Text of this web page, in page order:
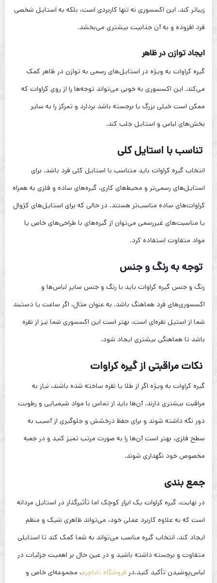
زیباتر کند. این اکسسوری نه تنها کاربردی است، بلکه به استایل شخصی
فرد افزوده و به آن جذابیت بیشتری می‌بخشد.
ایجاد توازن در ظاهر
گیره کراوات به ویژه در استایل‌های رسمی به توازن در ظاهر کمک
می‌کند. این اکسسوری به خوبی می‌تواند توجه‌ها را از روی کراوات که
ممکن است خیلی بزرگ یا برجسته باشد بردارد و تمرکز را به سایر
بخش‌های لباس و استایل جلب کند.
تناسب با استایل کلی
انتخاب گیره کراوات باید متناسب با استایل کلی فرد باشد. برای
استایل‌های رسمی‌تر و محیط‌های کاری، گیره‌های ساده و فلزی به همراه
کراوات‌های ساده مناسب‌تر هستند. در حالی که برای استایل‌های کژوال
یا مناسبت‌های غیررسمی می‌توان از گیره‌های با طراحی‌های خاص یا
مواد متفاوت استفاده کرد.
توجه به رنگ و جنس
رنگ و جنس گیره کراوات باید با رنگ و جنس سایر لباس‌ها و
اکسسوری‌های فرد هماهنگ باشد. به عنوان مثال، اگر ساعت یا دستبند
شما از استیل نقره‌ای است، بهتر است این اکسسوری شما نیز از نقره
باشد تا هماهنگی بیشتری ایجاد شود.
نکات مراقبتی از گیره کراوات
گیره‌ کراوات به ویژه اگر از طلا یا نقره ساخته شده باشند، نیاز به
مراقبت بیشتری دارند. آن‌ها باید از تماس با مواد شیمیایی و رطوبت
دور نگه داشته شوند و برای حفظ درخشش و جلوگیری از آسیب به
سطح فلزی، بهتر است آن‌ها را به صورت مرتب تمیز کنید و در جعبه
مخصوص خود نگهداری شوند.
جمع بندی
در نهایت، گیره کراوات یک ابزار کوچک اما تأثیرگذار در استایل مردانه
است که به علاوه کاربرد عملی خود، می‌تواند ظاهری شیک و منظم
ایجاد کند. انتخاب گیره مناسب می‌تواند به شما کمک کند تا استایلی
متفاوت و برجسته داشته باشید و در عین حال بر اهمیت جزئیات در
لباس‌پوشیدن تأکید کنید.در فروشگاه تاباچرم، مجموعه‌ای خاص و